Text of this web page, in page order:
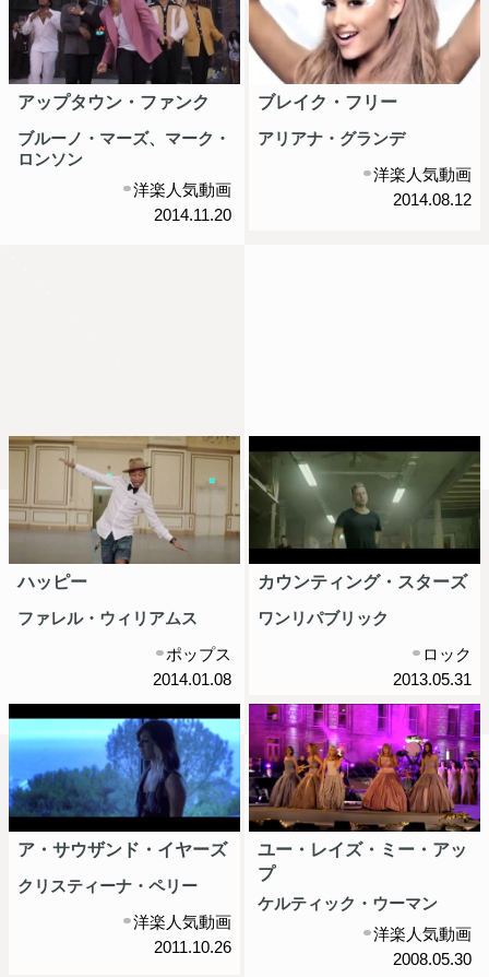
アップタウン・ファンク
ブルーノ・マーズ、マーク・
ロンソン
洋楽人気動画
2014.11.20
ブレイク・フリー
アリアナ・グランデ
洋楽人気動画
2014.08.12
ハッピー
ファレル・ウィリアムス
ポップス
2014.01.08
カウンティング・スターズ
ワンリパブリック
ロック
2013.05.31
ア・サウザンド・イヤーズ
クリスティーナ・ペリー
洋楽人気動画
2011.10.26
ユー・レイズ・ミー・アッ
プ
ケルティック・ウーマン
洋楽人気動画
2008.05.30